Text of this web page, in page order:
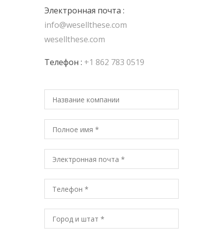
Электронная почта :
info@wesellthese.com
wesellthese.com
Телефон : +1 862 783 0519